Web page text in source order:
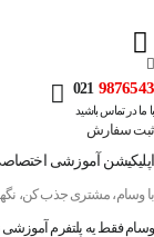
021 9876543
با ما در تماس باشید
ثبت سفارش
اپلیکیشن آموزشی
با وسام، مشتری جذب کن،
وسام فقط یه پلتفرم آموزشی